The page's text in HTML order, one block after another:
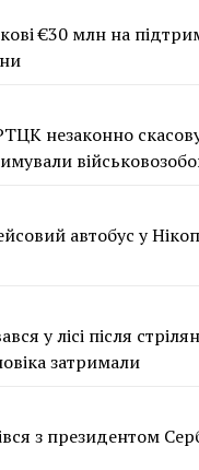
€30 млн на
незаконно
автобус у
у лісі після
затримали
з президентом